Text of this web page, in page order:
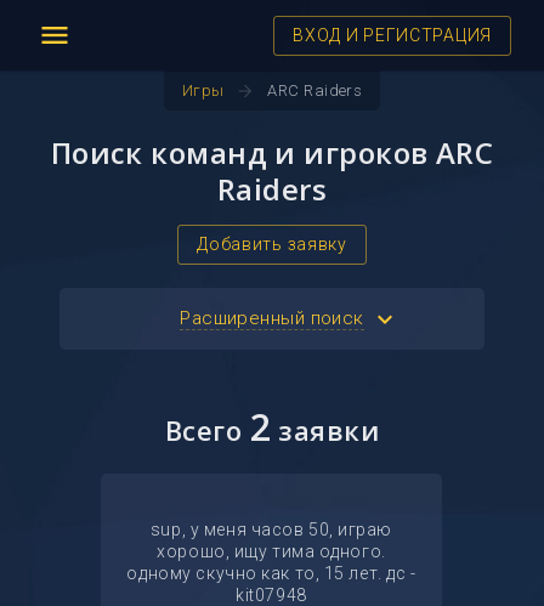
menu ВХОД И РЕГИСТРАЦИЯ
Игры arrow_forward ARC Raiders
Поиск команд и игроков ARC
Raiders
Добавить заявку
Расширенный поиск keyboard_arrow_down
Всего 2 заявки
sup, у меня часов 50, играю
хорошо, ищу тима одного.
одному скучно как то, 15 лет. дс -
kit07948